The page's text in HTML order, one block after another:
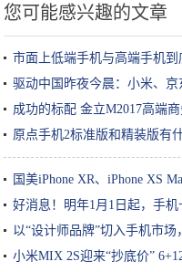
您可能感兴趣的文章
市面上低端手机与高端手机到
驱动中国昨夜今晨：小米、
布5G手机
成功的标配 金立M2017高端
原点手机2标准版和精装版有
国美iPhone XR、iPhone XS
好消息！明年1月1日起，手
以“设计师品牌”切入手机市场
小米MIX 2S迎来“抄底价”